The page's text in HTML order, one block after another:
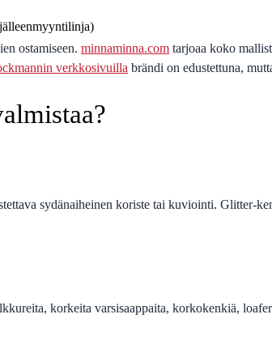
ostamiseen. minnaminna.com tarjoaa koko
verkkosivuilla brändi on edustettuna,
sydänaiheinen koriste tai kuviointi. Glitter-
korkeita varsisaappaita, korkokenkiä,